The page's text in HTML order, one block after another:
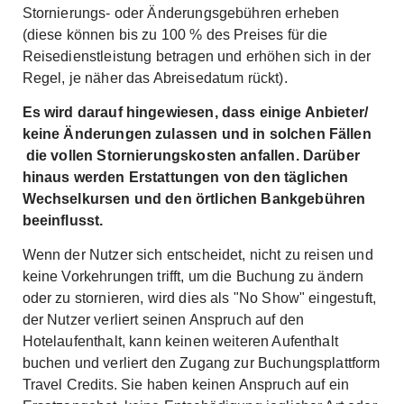
Stornierungs- oder Änderungsgebühren erheben
(diese können bis zu 100 % des Preises für die
Reisedienstleistung betragen und erhöhen sich in der
Regel, je näher das Abreisedatum rückt).
Es wird darauf hingewiesen, dass einige Anbieter/
keine Änderungen zulassen und in solchen Fällen
die vollen Stornierungskosten anfallen. Darüber
hinaus werden Erstattungen von den täglichen
Wechselkursen und den örtlichen Bankgebühren
beeinflusst.
Wenn der Nutzer sich entscheidet, nicht zu reisen und
keine Vorkehrungen trifft, um die Buchung zu ändern
oder zu stornieren, wird dies als "No Show" eingestuft,
der Nutzer verliert seinen Anspruch auf den
Hotelaufenthalt, kann keinen weiteren Aufenthalt
buchen und verliert den Zugang zur Buchungsplattform
Travel Credits. Sie haben keinen Anspruch auf ein